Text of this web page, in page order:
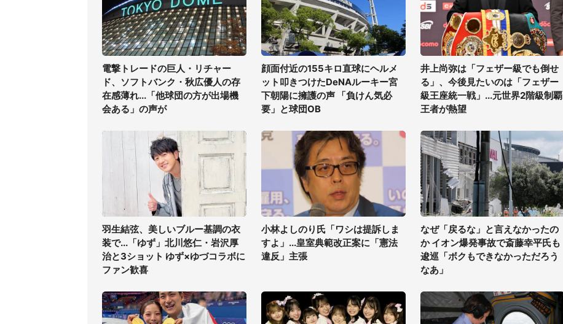
電撃トレードの巨人・リチャー
ド、ソフトバンク・秋広優人の存
在感薄れ...「他球団の方が出場機
会ある」の声が
顔面付近の155キロ直球にヘルメ
ット叩きつけたDeNAルーキー宮
下朝陽に擁護の声 「負けん気必
要」と球団OB
井上尚弥は「フェザー級でも倒せ
る」、今後見たいのは「フェザー
級王座統一戦」...元世界2階級制覇
王者が熱望
羽生結弦、美しいブルー基調の衣
装で...「ゆず」北川悠仁・岩沢厚
治と3ショット ゆず×ゆづコラボに
ファン歓喜
小林よしのり氏「ワシは提訴しま
すよ」...皇室典範改正案に「憲法
違反」主張
なぜ「戻るな」と言えなかったの
か イオン爆発事故で斎藤幸平氏も
逡巡「ボクもできなかっただろう
なあ」